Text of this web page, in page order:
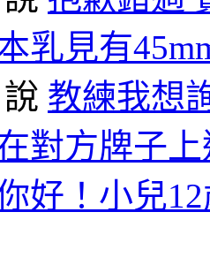
乳見有
教練我想
對方牌子
好！小兒